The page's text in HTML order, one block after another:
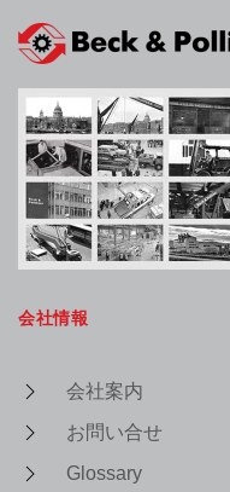
会社情報
会社案内
お問い合せ
Glossary